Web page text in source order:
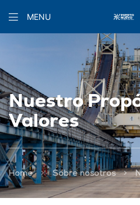
MENU
Nuestro
Valores
Home > Sobre nosotros >